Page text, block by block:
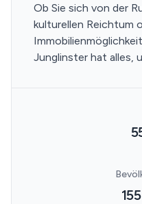
Ob Sie sich von der
kulturellen Reichtum
Junglinster hat alles,
155